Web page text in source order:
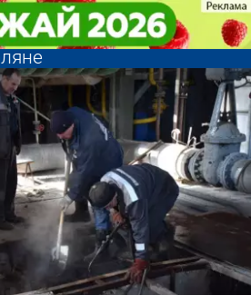
причина отключения
на Западной
причина отключения
на Западной
новости
и курсы
Пензе